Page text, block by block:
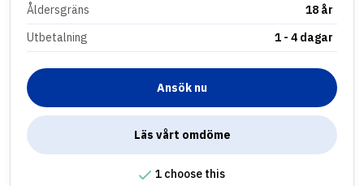
Åldersgräns
18 år
Utbetalning
1 - 4 dagar
Ansök nu
Läs vårt omdöme
1 choose this